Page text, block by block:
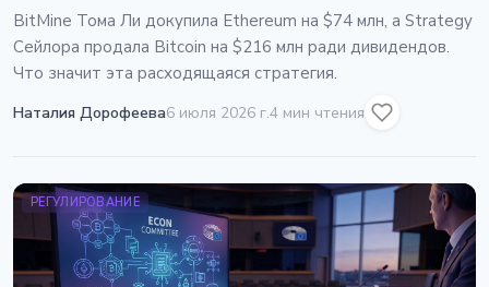
BitMine Тома Ли докупила Ethereum на $74 млн, а Strategy
Сейлора продала Bitcoin на $216 млн ради дивидендов.
Что значит эта расходящаяся стратегия.
Наталия Дорофеева6 июля 2026 г.4 мин чтения
РЕГУЛИРОВАНИЕ